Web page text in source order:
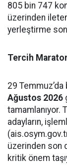
805 bin 747
üzerinden
yerleştirme
Tercih
29
Ağustos 2026
tamamlanıyor.
adayların,
üzerinden son
kritik önem